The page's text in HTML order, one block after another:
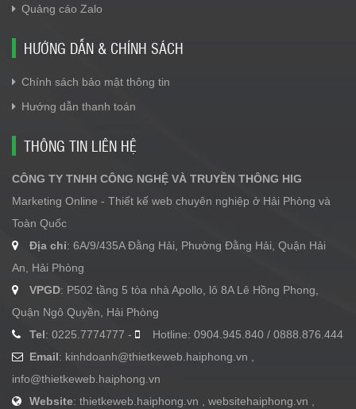
Quảng cáo Zalo
HƯỚNG DẪN & CHÍNH SÁCH
Chính sách bảo mật thông tin
Hướng dẫn thanh toán
THÔNG TIN LIÊN HỆ
CÔNG TY TNHH CÔNG NGHỆ VÀ TRUYỀN THÔNG HIG
Marketing Online - Thiết kế web chuyên nghiệp ở Hải Phòng và
Toàn Quốc
Địa chỉ: 6A/9/435A Đằng Hải, Phường Đằng Hải, Quận Hải
An, Hải Phòng
VPGD: P502 tầng 5 tòa nhà Apollo, lô 8A Lê Hồng Phong,
Quận Ngô Quyền, Hải Phòng
Tel: 0225.7774777 -
Hotline: 0904.945.840 / 0888.876.444
Email: kinhdoanh@thietkeweb.haiphong.vn ,
info@thietkeweb.haiphong.vn
Website: thietkeweb.haiphong.vn , websitehaiphong.vn ,